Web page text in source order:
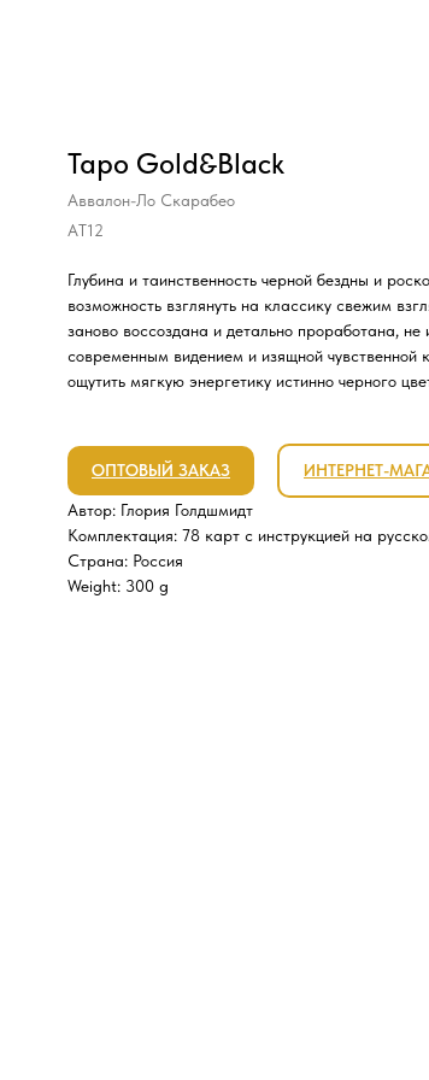
Таро Gold&Black
Аввалон-Ло Скарабео
АТ12
Глубина и таинственность черной бездны и
возможность взглянуть на классику свежим
заново воссоздана и детально проработана,
современным видением и изящной
ощутить мягкую энергетику истинно черного
ОПТОВЫЙ ЗАКАЗ ИНТЕРНЕТ-
Автор: Глория Голдшмидт
Комплектация: 78 карт с инструкцией на
Страна: Россия
Weight: 300 g